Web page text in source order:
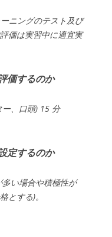
ニングのテスト及び
価は実習中に適宜実
価するのか
ー、口頭) 15 分
定するのか
多い場合や積極性が
とする)。